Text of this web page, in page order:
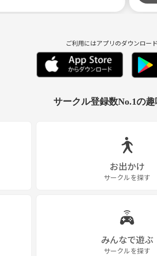
ご利用にはアプリのダウンロー
サークル登録数No.1の趣
お出かけ
サークルを探す
みんなで遊ぶ
サークルを探す